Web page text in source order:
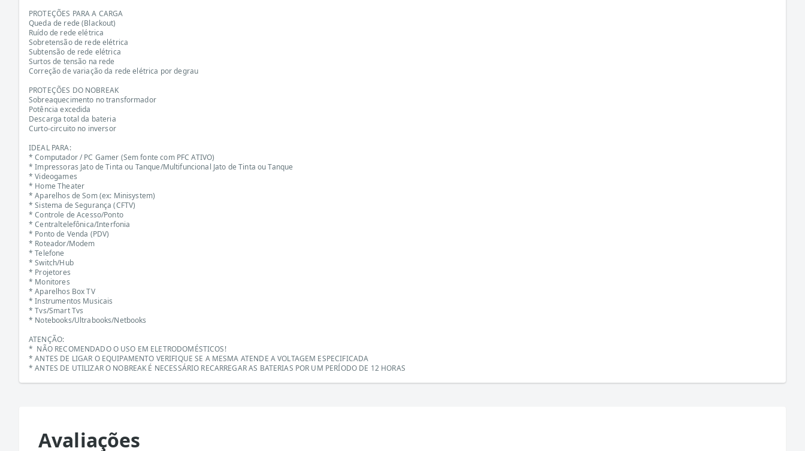
PROTEÇÕES PARA A CARGA
Queda de rede (Blackout)
Ruído de rede elétrica
Sobretensão de rede elétrica
Subtensão de rede elétrica
Surtos de tensão na rede
Correção de variação da rede elétrica por degrau
PROTEÇÕES DO NOBREAK
Sobreaquecimento no transformador
Potência excedida
Descarga total da bateria
Curto-circuito no inversor
IDEAL PARA:
* Computador / PC Gamer (Sem fonte com PFC ATIVO)
* Impressoras Jato de Tinta ou Tanque/Multifuncional Jato de Tinta ou Tanque
* Videogames
* Home Theater
* Aparelhos de Som (ex: Minisystem)
* Sistema de Segurança (CFTV)
* Controle de Acesso/Ponto
* Centraltelefônica/Interfonia
* Ponto de Venda (PDV)
* Roteador/Modem
* Telefone
* Switch/Hub
* Projetores
* Monitores
* Aparelhos Box TV
* Instrumentos Musicais
* Tvs/Smart Tvs
* Notebooks/Ultrabooks/Netbooks
ATENÇÃO:
* NÃO RECOMENDADO O USO EM ELETRODOMÉSTICOS!
* ANTES DE LIGAR O EQUIPAMENTO VERIFIQUE SE A MESMA ATENDE A VOLTAGEM ESPECIFICADA
* ANTES DE UTILIZAR O NOBREAK É NECESSÁRIO RECARREGAR AS BATERIAS POR UM PERÍODO DE 12 HORAS
Avaliações